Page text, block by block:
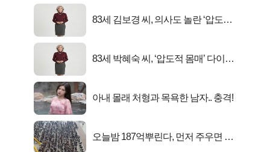
83세 김보경 씨, 의사도 놀란 ‘압도적
83세 박혜숙 씨, ‘압도적 몸매’ 다이어
아내 몰래 처형과 목욕한 남자.. 충격!
오늘밤 187억뿌린다, 먼저 주우면 최